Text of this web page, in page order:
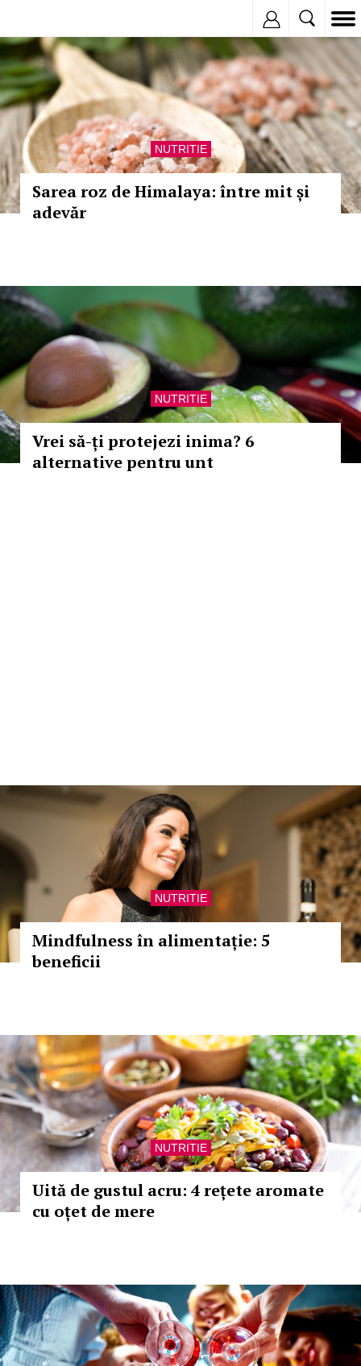
NUTRITIE
Sarea roz de Himalaya: între mit și
adevăr
NUTRITIE
Vrei să-ți protejezi inima? 6
alternative pentru unt
NUTRITIE
Mindfulness în alimentație: 5
beneficii
NUTRITIE
Uită de gustul acru: 4 rețete aromate
cu oțet de mere